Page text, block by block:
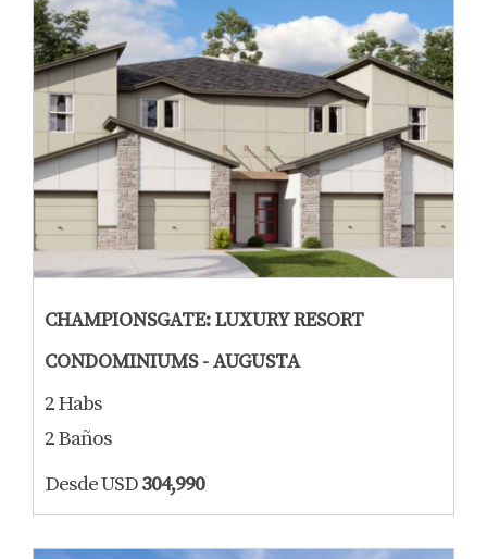
CHAMPIONSGATE: LUXURY RESORT
CONDOMINIUMS - AUGUSTA
2 Habs
2 Baños
Desde USD304,990